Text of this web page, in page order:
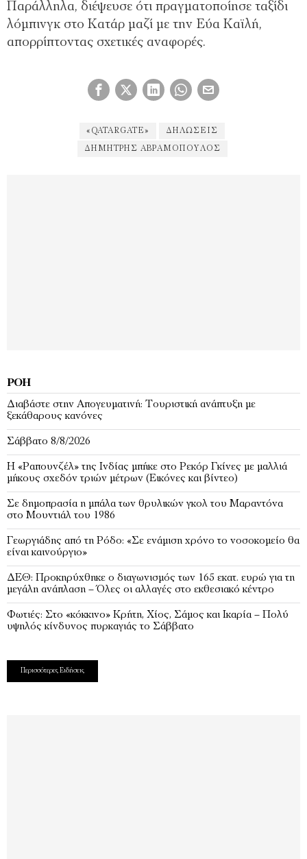
Παράλληλα, διέψευσε ότι πραγματοποίησε ταξίδι
λόμπινγκ στο Κατάρ μαζί με την Εύα Καϊλή,
απορρίπτοντας σχετικές αναφορές.
«QATARGATE» ΔΗΛΏΣΕΙΣ
ΔΗΜΉΤΡΗΣ ΑΒΡΑΜΌΠΟΥΛΟΣ
ΡΟΉ
Διαβάστε στην Απογευματινή: Τουριστική ανάπτυξη με
ξεκάθαρους κανόνες
Σάββατο 8/8/2026
Η «Ραπουνζέλ» της Ινδίας μπήκε στο Ρεκόρ Γκίνες με μαλλιά
μήκους σχεδόν τριών μέτρων (Εικόνες και βίντεο)
Σε δημοπρασία η μπάλα των θρυλικών γκολ του Μαραντόνα
στο Μουντιάλ του 1986
Γεωργιάδης από τη Ρόδο: «Σε ενάμιση χρόνο το νοσοκομείο θα
είναι καινούργιο»
ΔΕΘ: Προκηρύχθηκε ο διαγωνισμός των 165 εκατ. ευρώ για τη
μεγάλη ανάπλαση – Όλες οι αλλαγές στο εκθεσιακό κέντρο
Φωτιές: Στο «κόκκινο» Κρήτη, Χίος, Σάμος και Ικαρία – Πολύ
υψηλός κίνδυνος πυρκαγιάς το Σάββατο
Περισσότερες Ειδήσεις